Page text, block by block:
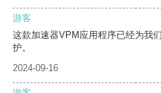
游客
这款加速器VPM应用程序已经为我
护。
2024-09-16